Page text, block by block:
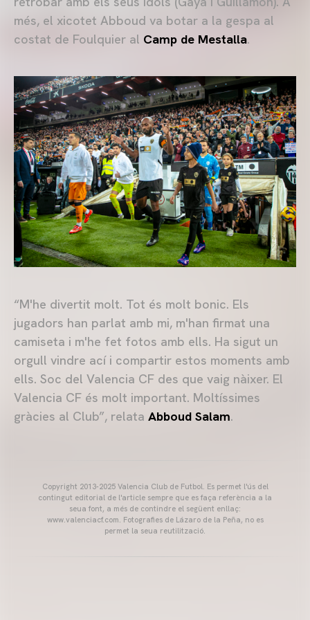
més, el xicotet Abboud va botar a la gespa al
costat de Foulquier al Camp de Mestalla.
“M'he divertit molt. Tot és molt bonic. Els
jugadors han parlat amb mi, m'han firmat una
camiseta i m'he fet fotos amb ells. Ha sigut un
orgull vindre ací i compartir estos moments amb
ells. Soc del Valencia CF des que vaig nàixer. El
Valencia CF és molt important. Moltíssimes
gràcies al Club”, relata Abboud Salam.
Copyright 2013-2025 Valencia Club de Futbol. Es permet l'ús del
contingut editorial de l'article sempre que es faça referència a la
seua font, a més de contindre el següent enllaç:
www.valenciacf.com. Fotografies de Lázaro de la Peña, no es
permet la seua reutilització.